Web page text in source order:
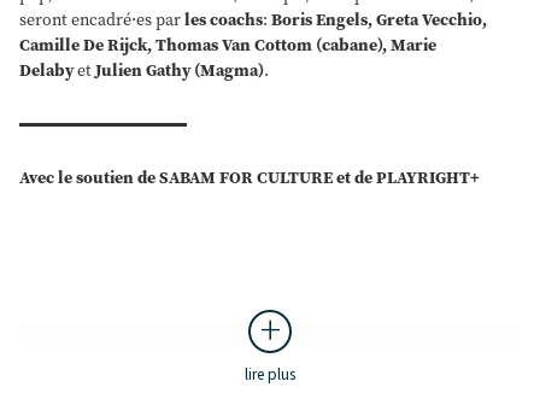
seront encadré·es parles coachs: Boris Engels, Greta Vecchio,
Camille De Rijck, Thomas Van Cottom (cabane), Marie
DelabyetJulien Gathy (Magma).
Avec le soutien de SABAM FOR CULTURE et dePLAYRIGHT+
lire plus